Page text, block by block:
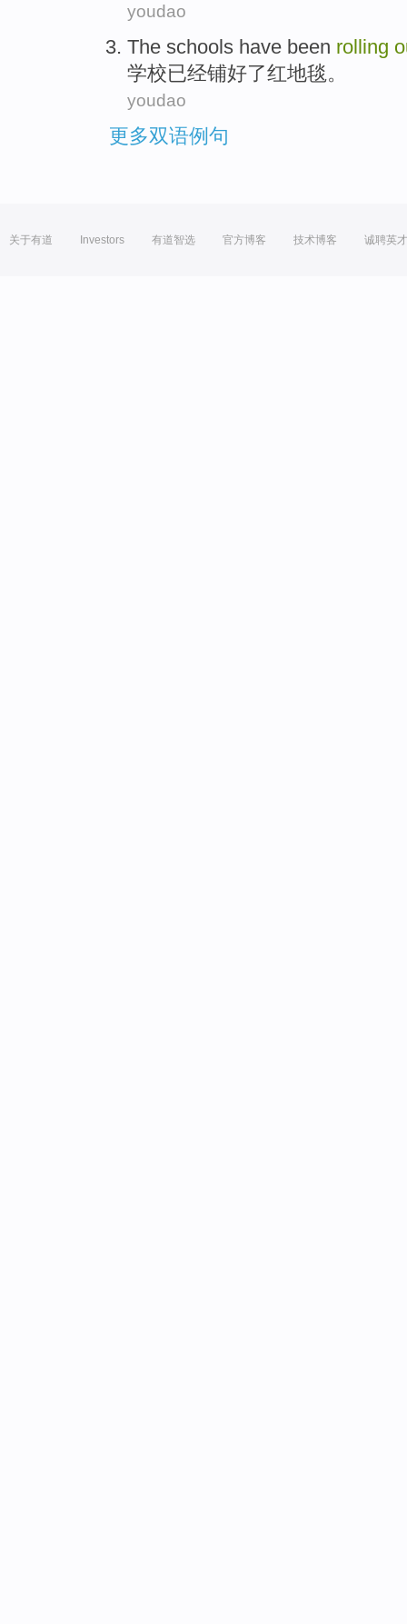
youdao
The schools have been rolling
学校已经铺好了红地毯。
youdao
更多双语例句
关于有道 Investors 有道智选 官方博客 技术博客 诚聘英才